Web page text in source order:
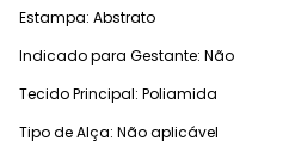
Estampa: Abstrato
Indicado para Gestante: Não
Tecido Principal: Poliamida
Tipo de Alça: Não aplicável